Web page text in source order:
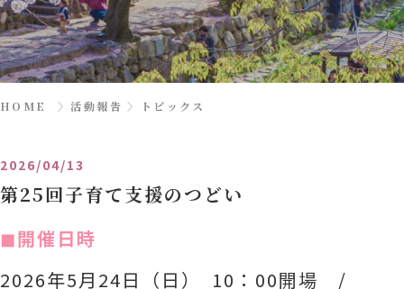
HOME 〉活動報告 〉 トピックス
2026/04/13
第25回子育て支援のつどい
◼︎開催日時
2026年5月24日（日） 10：00開場 /